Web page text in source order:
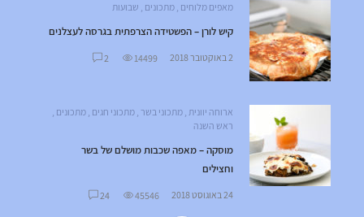
מאפים מלוחים ,מתכונים , שבועות
קיש לורן – הפשטידה הצרפתית בגרסה לעצלנים
2 באוקטובר 2018 14499
2
ארוחה יוונית ,מתכוני בשר ,מתכוני חגים ,מתכונים ,
ראש השנה
מוסקה – מאפה שכבות מושלם של בשר
וחצילים
24 באוגוסט 2018 45546
24